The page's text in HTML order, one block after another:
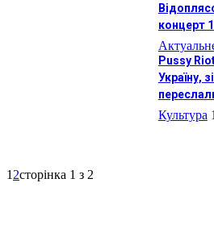
концерт
Pussy
Україну,
Культура
1 2сторінка 1 з 2